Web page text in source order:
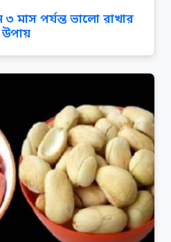
মাস পর্যন্ত ভালো রাখার
উপায়